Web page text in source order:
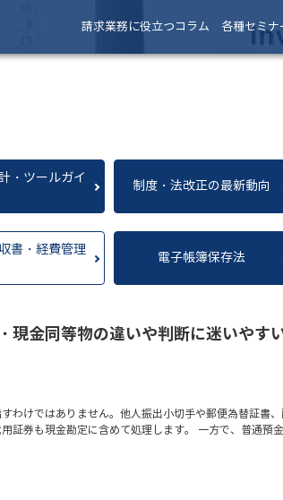
請求業務に役立つコラム 各種セミナ
・ツールガイ
制度・法改正の最新動向
書・経費管理
電子帳簿保存法
現金同等物の違いや判断に迷いやす
わけではありません。他人振出小切手や郵便為替証書
証券も現金勘定に含めて処理します。 一方で、普通預金